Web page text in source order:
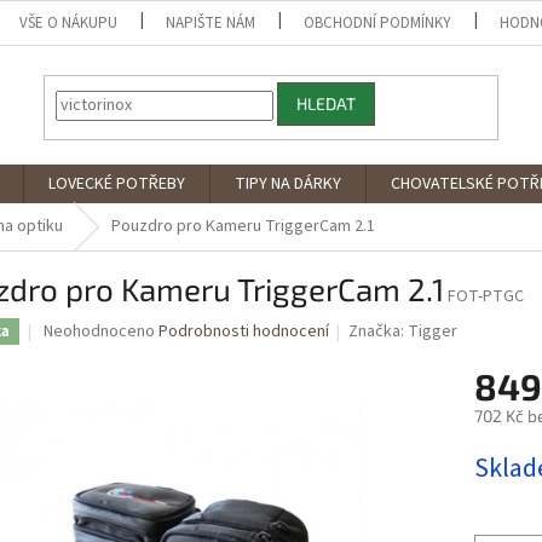
VŠE O NÁKUPU NAPIŠTE NÁM OBCHODNÍ PODMÍNKY
HLEDAT
LOVECKÉ POTŘEBY TIPY NA DÁRKY CHOVATELSKÉ
optiku Pouzdro pro Kameru TriggerCam 2.1
pro Kameru TriggerCam 2.1 FOT-PTGC
Průměrné
hvězdiček.
Neohodnoceno Podrobnosti hodnocení Značka: Tigger
702 Kč
cena: